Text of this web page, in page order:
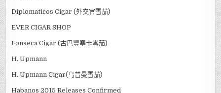
Diplomaticos Cigar (外交官雪茄)
EVER CIGAR SHOP
Fonseca Cigar (古巴豐塞卡雪茄)
H. Upmann
H. Upmann Cigar(乌普曼雪茄)
Habanos 2015 Releases Confirmed